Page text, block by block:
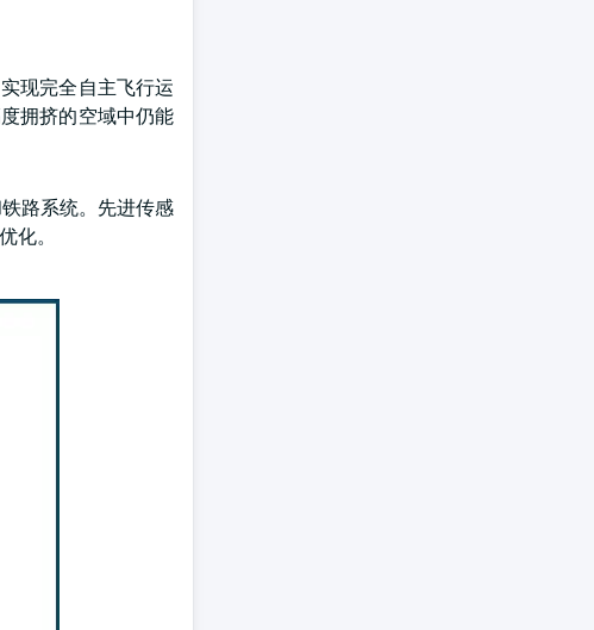
现完全自主飞行运
拥挤的空域中仍能
路系统。先进传感
化。